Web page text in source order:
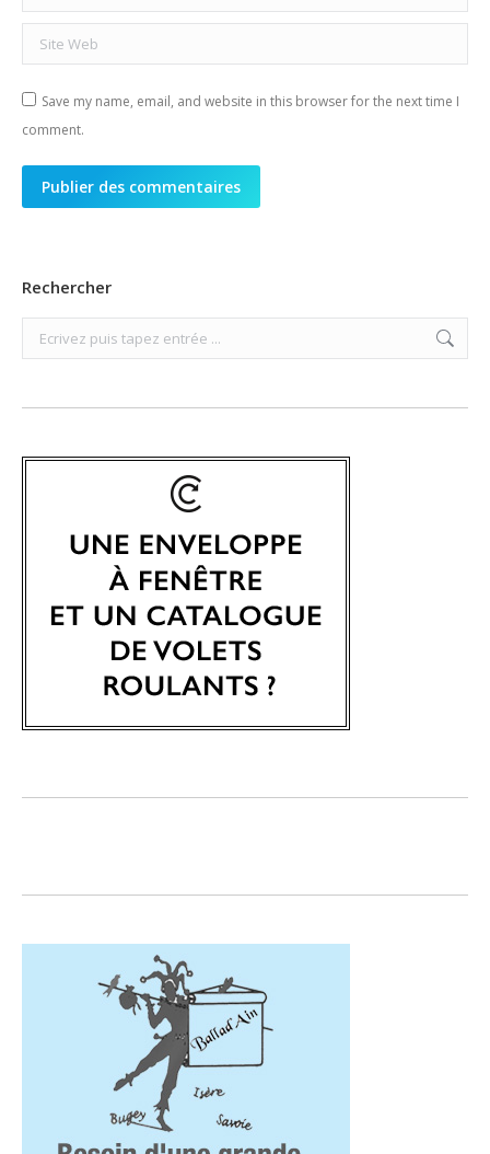
Site Web
Save my name, email, and website in this browser for the next time I
comment.
Publier des commentaires
Rechercher
Search: